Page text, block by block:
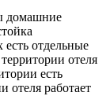
домашние
отдельные
отеля
есть
отеля работает